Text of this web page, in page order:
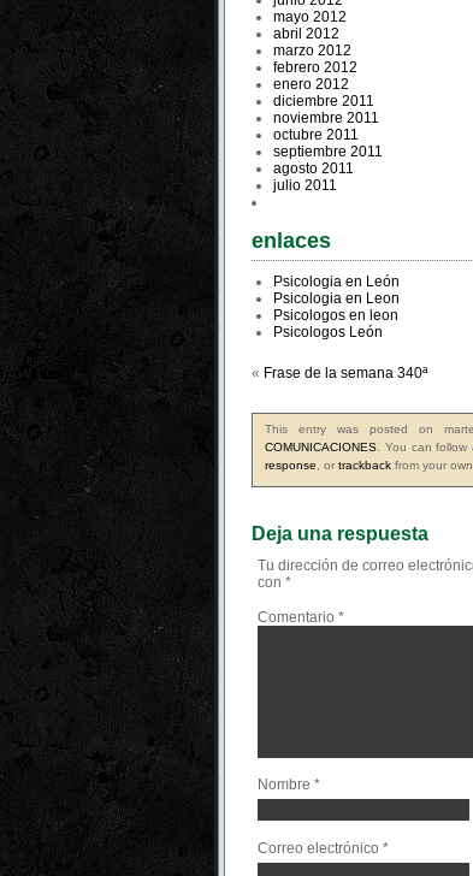
mayo 2012
abril 2012
marzo 2012
febrero 2012
enero 2012
diciembre 2011
noviembre 2011
octubre 2011
septiembre 2011
agosto 2011
julio 2011
enlaces
Psicologia en León
Psicologia en Leon
Psicologos en leon
Psicologos León
« Frase de la semana 340ª
This entry was posted on
COMUNICACIONES . You can
response , or trackback from your own
Deja una respuesta
Tu dirección de correo
con *
Comentario *
Nombre *
Correo electrónico *